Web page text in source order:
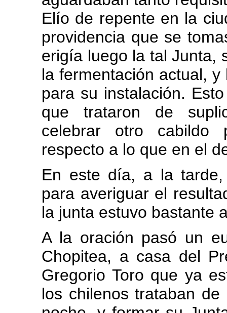
Elío de repente en la
providencia que se
erigía luego la tal Junta,
la fermentación actual,
para su instalación.
que trataron de
celebrar otro cabildo
respecto a lo que en el
En este día, a la tarde,
para averiguar el
la junta estuvo bastante
A la oración pasó un
Chopitea, a casa del
Gregorio Toro que ya
los chilenos trataban